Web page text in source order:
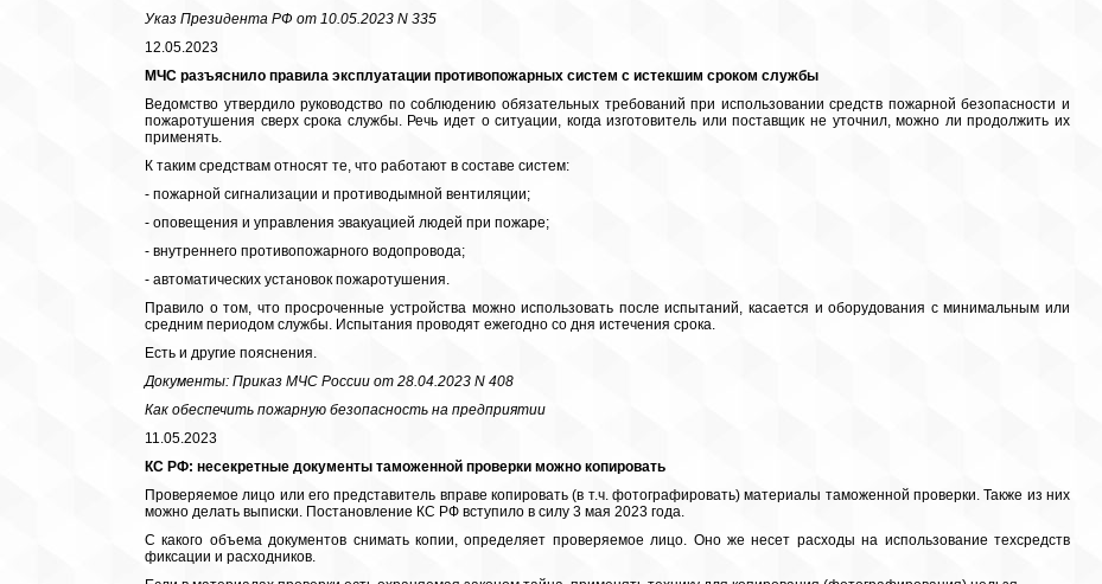
Указ Президента РФ от 10.05.2023 N 335
12.05.2023
МЧС разъяснило правила эксплуатации противопожарных систем с истекшим сроком службы
Ведомство утвердило руководство по соблюдению обязательных требований при использовании средств пожарной безопасности и
пожаротушения сверх срока службы. Речь идет о ситуации, когда изготовитель или поставщик не уточнил, можно ли продолжить их
применять.
К таким средствам относят те, что работают в составе систем:
- пожарной сигнализации и противодымной вентиляции;
- оповещения и управления эвакуацией людей при пожаре;
- внутреннего противопожарного водопровода;
- автоматических установок пожаротушения.
Правило о том, что просроченные устройства можно использовать после испытаний, касается и оборудования с минимальным или
средним периодом службы. Испытания проводят ежегодно со дня истечения срока.
Есть и другие пояснения.
Документы: Приказ МЧС России от 28.04.2023 N 408
Как обеспечить пожарную безопасность на предприятии
11.05.2023
КС РФ: несекретные документы таможенной проверки можно копировать
Проверяемое лицо или его представитель вправе копировать (в т.ч. фотографировать) материалы таможенной проверки. Также из них
можно делать выписки. Постановление КС РФ вступило в силу 3 мая 2023 года.
С какого объема документов снимать копии, определяет проверяемое лицо. Оно же несет расходы на использование техсредств
фиксации и расходников.